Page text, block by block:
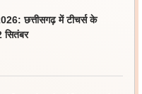
छत्तीसगढ़ में टीचर्स के